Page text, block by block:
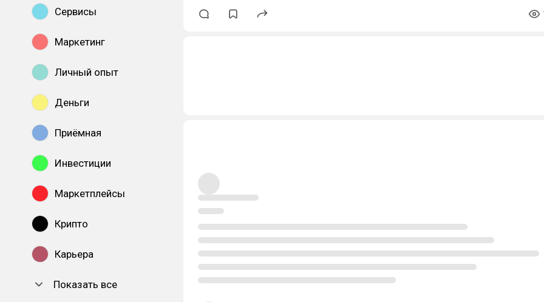
Сервисы
Маркетинг
Личный опыт
Деньги
Приёмная
Инвестиции
Маркетплейсы
Крипто
Карьера
Показать все